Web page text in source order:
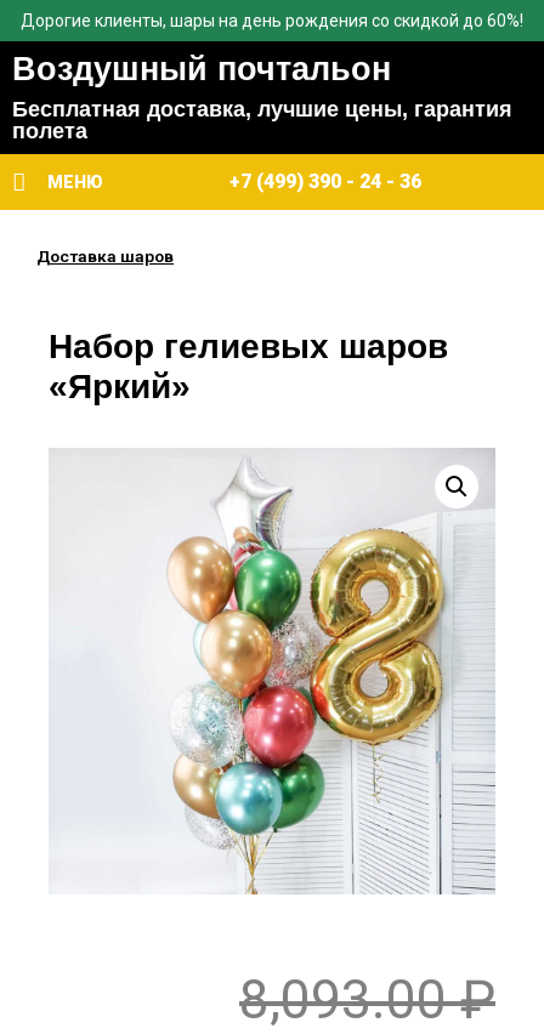
Дорогие клиенты, шары на день рождения со скидкой до 60%!
Воздушный почтальон
Бесплатная доставка, лучшие цены, гарантия
полета
МЕНЮ +7 (499) 390 - 24 - 36
Доставка шаров
Набор гелиевых шаров
«Яркий»
8,093.00₽